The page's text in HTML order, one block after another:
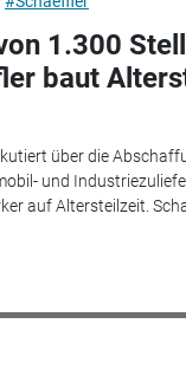
1.300
baut
über die
und
auf Altersteilzeit.